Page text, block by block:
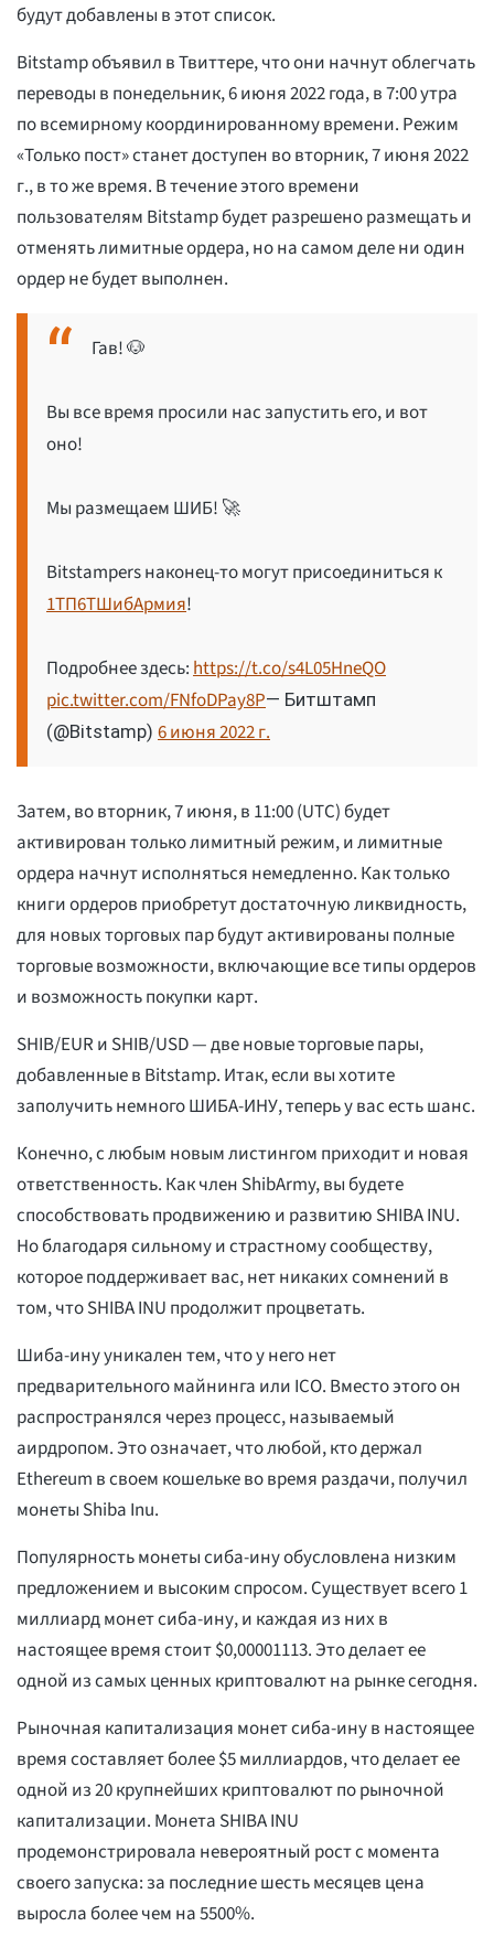
будут добавлены в этот список.
Bitstamp объявил в Твиттере, что они начнут облегчать
переводы в понедельник, 6 июня 2022 года, в 7:00 утра
по всемирному координированному времени. Режим
«Только пост» станет доступен во вторник, 7 июня 2022
г., в то же время. В течение этого времени
пользователям Bitstamp будет разрешено размещать и
отменять лимитные ордера, но на самом деле ни один
ордер не будет выполнен.
Гав! 🐶
Вы все время просили нас запустить его, и вот
оно!
Мы размещаем ШИБ! 🚀
Bitstampers наконец-то могут присоединиться к
1ТП6ТШибАрмия!
Подробнее здесь:https://t.co/s4L05HneQO
pic.twitter.com/FNfoDPay8P— Битштамп
(@Bitstamp) 6 июня 2022 г.
Затем, во вторник, 7 июня, в 11:00 (UTC) будет
активирован только лимитный режим, и лимитные
ордера начнут исполняться немедленно. Как только
книги ордеров приобретут достаточную ликвидность,
для новых торговых пар будут активированы полные
торговые возможности, включающие все типы ордеров
и возможность покупки карт.
SHIB/EUR и SHIB/USD — две новые торговые пары,
добавленные в Bitstamp. Итак, если вы хотите
заполучить немного ШИБА-ИНУ, теперь у вас есть шанс.
Конечно, с любым новым листингом приходит и новая
ответственность. Как член ShibArmy, вы будете
способствовать продвижению и развитию SHIBA INU.
Но благодаря сильному и страстному сообществу,
которое поддерживает вас, нет никаких сомнений в
том, что SHIBA INU продолжит процветать.
Шиба-ину уникален тем, что у него нет
предварительного майнинга или ICO. Вместо этого он
распространялся через процесс, называемый
аирдропом. Это означает, что любой, кто держал
Ethereum в своем кошельке во время раздачи, получил
монеты Shiba Inu.
Популярность монеты сиба-ину обусловлена низким
предложением и высоким спросом. Существует всего 1
миллиард монет сиба-ину, и каждая из них в
настоящее время стоит $0,00001113. Это делает ее
одной из самых ценных криптовалют на рынке сегодня.
Рыночная капитализация монет сиба-ину в настоящее
время составляет более $5 миллиардов, что делает ее
одной из 20 крупнейших криптовалют по рыночной
капитализации. Монета SHIBA INU
продемонстрировала невероятный рост с момента
своего запуска: за последние шесть месяцев цена
выросла более чем на 5500%.